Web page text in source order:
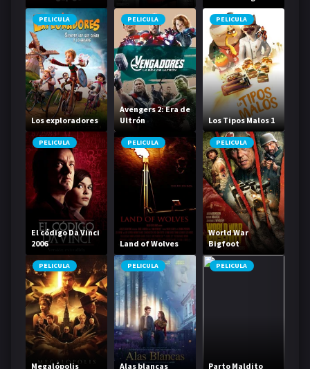
fer
PELICULA
Los exploradores
PELICULA
Avengers 2: Era de
Ultrón
PELICULA
Los Tipos Malos 1
PELICULA
El código Da Vinci
2006
PELICULA
Land of Wolves
PELICULA
World War
Bigfoot
PELICULA
Megalópolis
PELICULA
Alas blancas
PELICULA
Parto Maldito